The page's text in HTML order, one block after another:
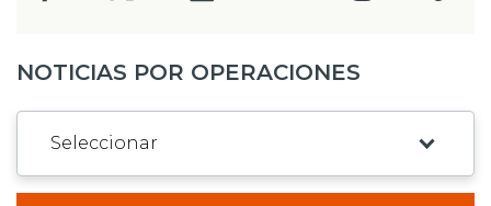
NOTICIAS POR OPERACIONES